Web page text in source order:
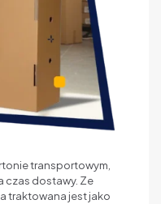
transportowym,
dostawy. Ze
traktowana jest jako